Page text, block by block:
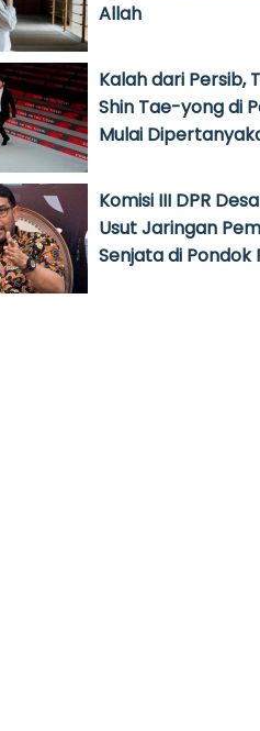
Allah
Kalah dari Persib,
Shin Tae-yong di
Mulai
Komisi III DPR
Usut Jaringan
Senjata di Pondok